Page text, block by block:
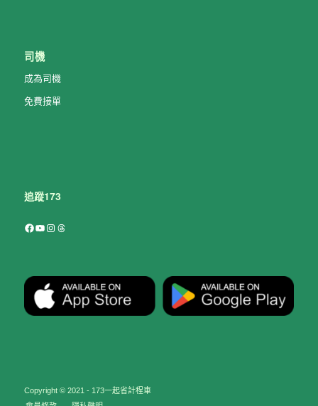
司機
成為司機
免費接單
追蹤173
Facebook
YouTube
Instagram
Threads
Copyright © 2021 - 173一起省計程車